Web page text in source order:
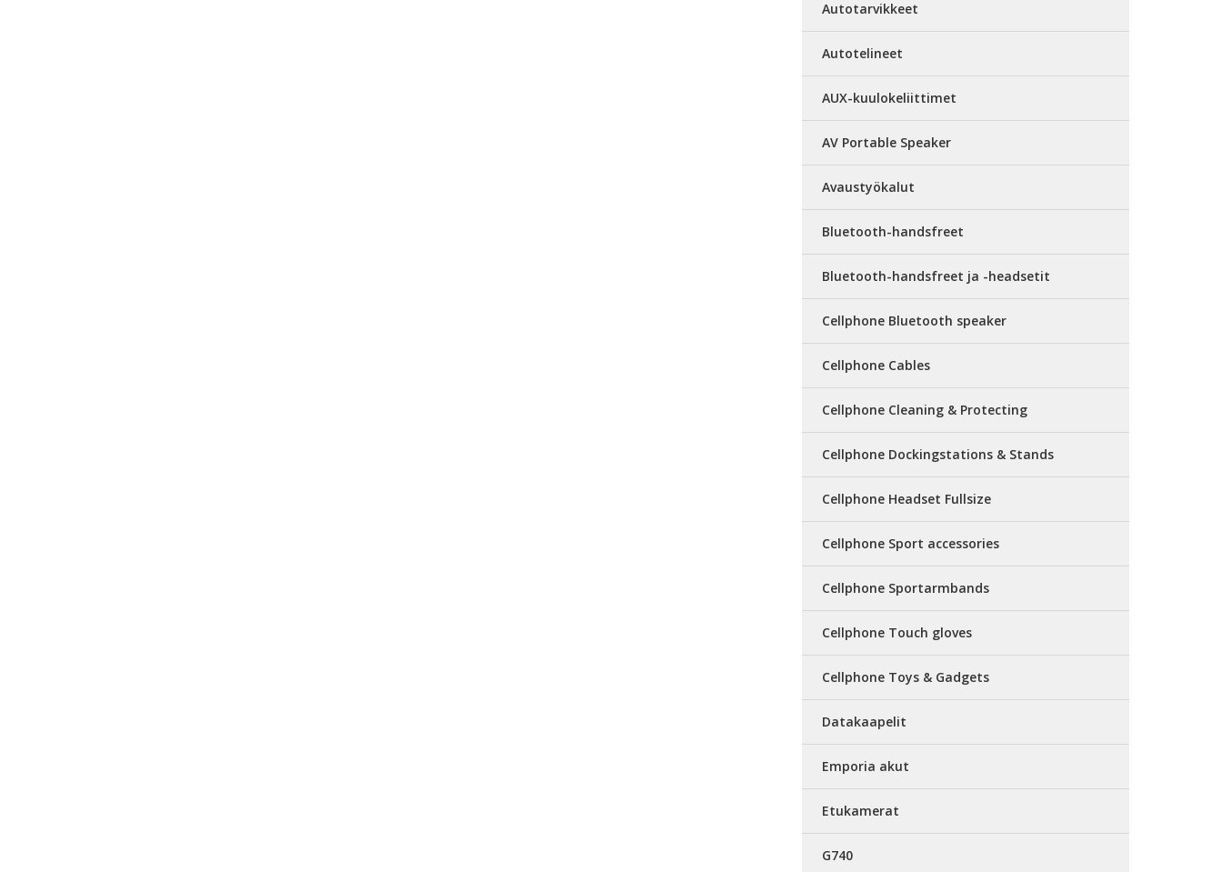
Autotarvikkeet
Autotelineet
AUX-kuulokeliittimet
AV Portable Speaker
Avaustyökalut
Bluetooth-handsfreet
Bluetooth-handsfreet ja -headsetit
Cellphone Bluetooth speaker
Cellphone Cables
Cellphone Cleaning & Protecting
Cellphone Dockingstations & Stands
Cellphone Headset Fullsize
Cellphone Sport accessories
Cellphone Sportarmbands
Cellphone Touch gloves
Cellphone Toys & Gadgets
Datakaapelit
Emporia akut
Etukamerat
G740